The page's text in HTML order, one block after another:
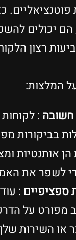
פוטנציאליים.
הם יכולים
רצון
המלצות:
חשובה : לקוחות
בביקורות
אותנטיות
לשפר את
ספציפיים :
מפורט על
או השירות